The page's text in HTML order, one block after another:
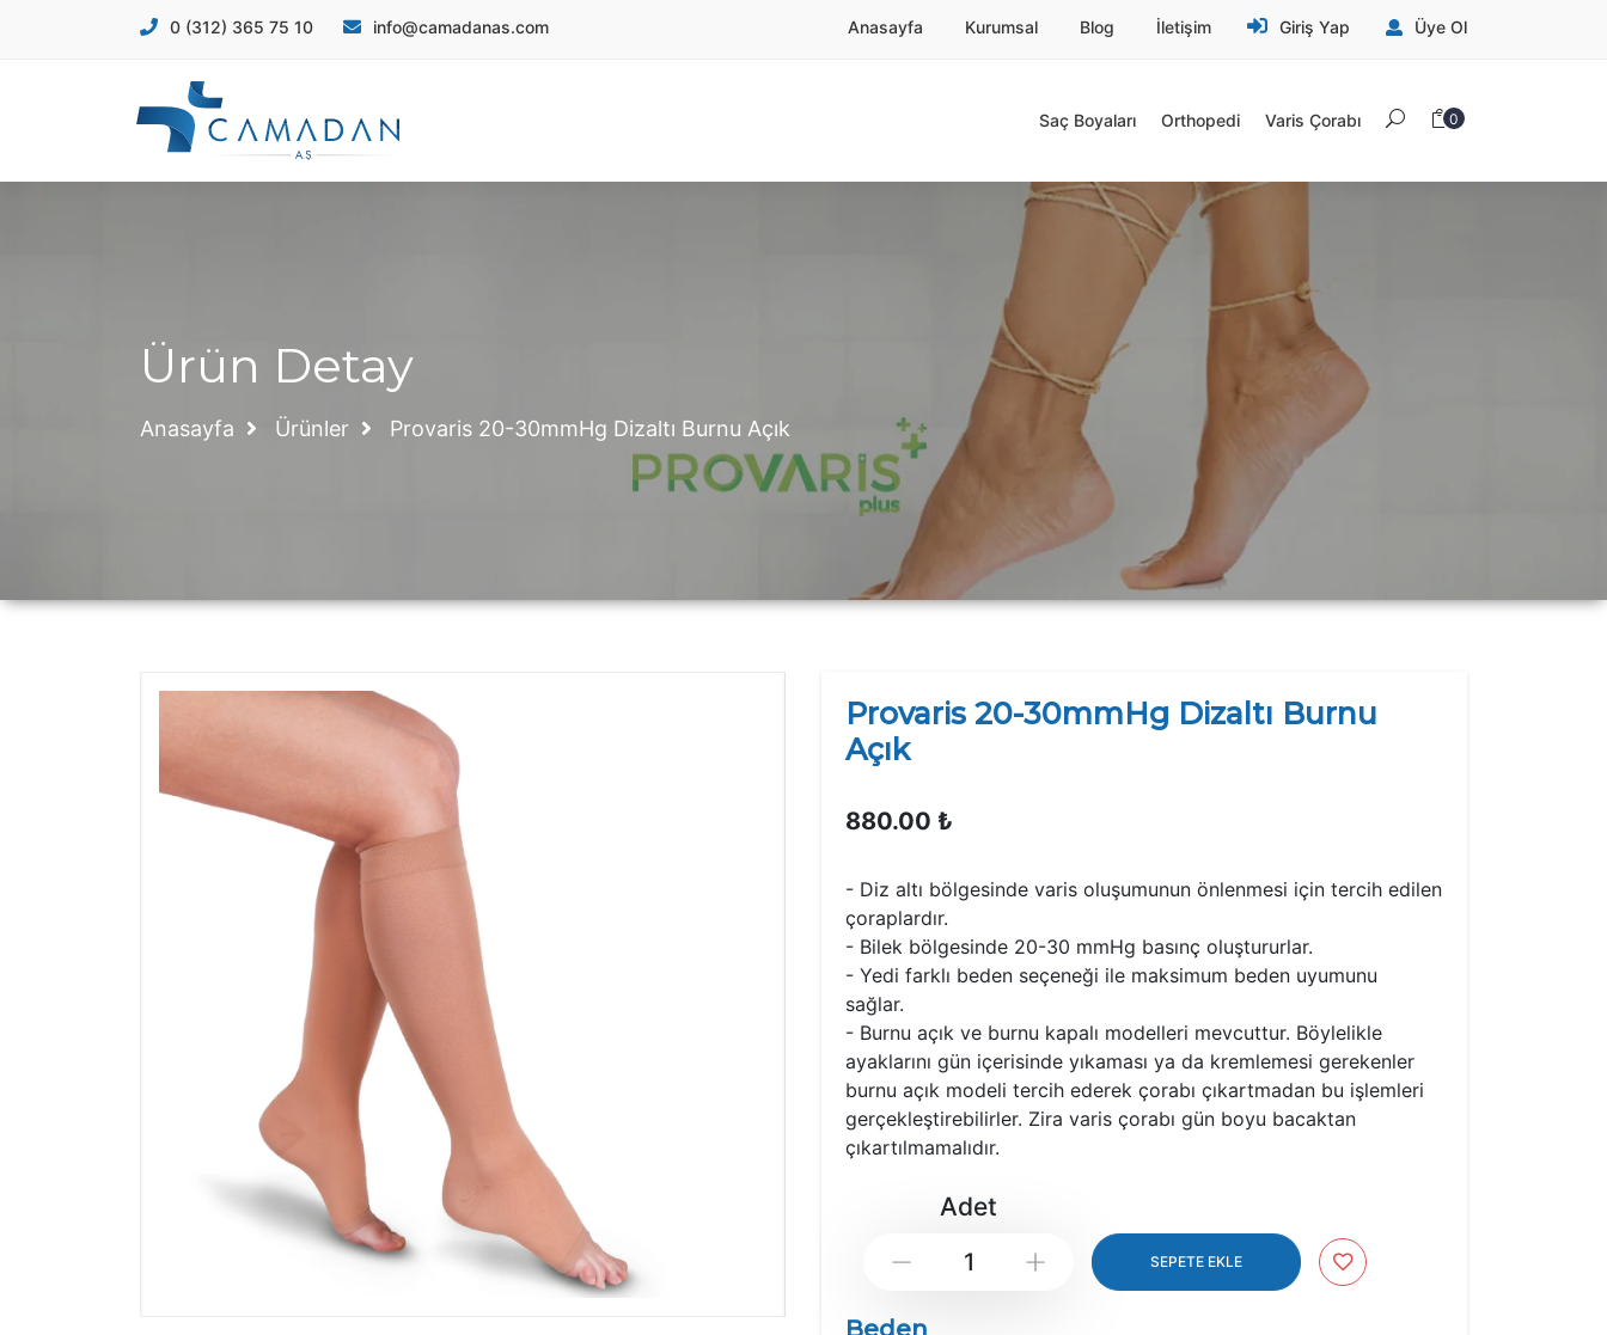
0 (312) 365 75 10 info@camadanas.com Anasayfa Kurumsal Blog İletişim Giriş Yap Üye Ol
Saç Boyaları Orthopedi Varis Çorabı 0
Ürün Detay
Anasayfa Ürünler Provaris 20-30mmHg Dizaltı Burnu Açık
Provaris 20-30mmHg Dizaltı Burnu
Açık
880.00 ₺
- Diz altı bölgesinde varis oluşumunun önlenmesi için tercih edilen
çoraplardır.
- Bilek bölgesinde 20-30 mmHg basınç oluştururlar.
- Yedi farklı beden seçeneği ile maksimum beden uyumunu
sağlar.
- Burnu açık ve burnu kapalı modelleri mevcuttur. Böylelikle
ayaklarını gün içerisinde yıkaması ya da kremlemesi gerekenler
burnu açık modeli tercih ederek çorabı çıkartmadan bu işlemleri
gerçekleştirebilirler. Zira varis çorabı gün boyu bacaktan
çıkartılmamalıdır.
Adet
Down SEPETE EKLE
Beden